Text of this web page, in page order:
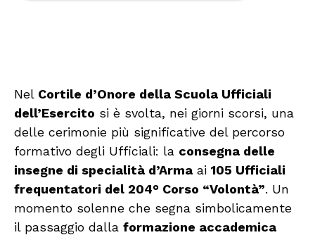
Nel Cortile d’Onore della Scuola Ufficiali
dell’Esercito si è svolta, nei giorni scorsi, una
delle cerimonie più significative del percorso
formativo degli Ufficiali: la consegna delle
insegne di specialità d’Arma ai 105 Ufficiali
frequentatori del 204° Corso “Volontà”. Un
momento solenne che segna simbolicamente
il passaggio dalla formazione accademica